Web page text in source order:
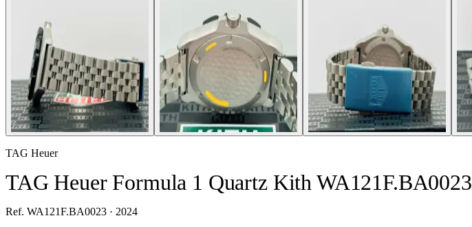
TAG Heuer
TAG Heuer Formula 1 Quartz Kith WA121F.BA0023
Ref. WA121F.BA0023 · 2024